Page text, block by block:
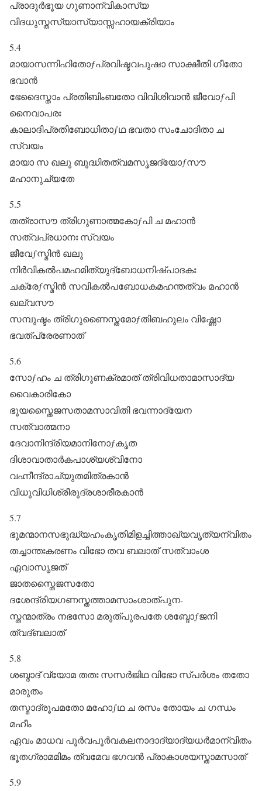
പ്രാദുർഭൂയ ഗുണാന്വികാസ്യ
വിദധുസ്തസ്യാസ്യാസ്സഹായക്രിയാം
5.4
മായാസന്നിഹിതോƒപ്രവിഷ്ടവപുഷാ സാക്ഷീതി ഗീതോ
ഭവാൻ
ഭേദൈസ്താം പ്രതിബിംബതോ വിവിശിവാൻ ജീവോƒപി
നൈവാപരഃ
കാലാദിപ്രതിബോധിതാƒഥ ഭവതാ സംചോദിതാ ച
സ്വയം
മായാ സ ഖലു ബുദ്ധിതത്വമസൃജദ്യോƒസൗ
മഹാനുച്യതേ
5.5
തത്രാസൗ ത്രിഗുണാത്മകോƒപി ച മഹാൻ
സത്വപ്രധാനഃ സ്വയം
ജീവേƒസ്മിൻ ഖലു
നിർവികൽപമഹമിത്യുദ്ബോധനിഷ്പാദകഃ
ചക്രേƒസ്മിൻ സവികൽപബോധകമഹന്തത്വം മഹാൻ
ഖല്വസൗ
സമ്പുഷ്ടം ത്രിഗുണൈസ്തമോƒതിബഹുലം വിഷ്ണോ
ഭവത്പ്രേരണാത്‌
5.6
സോƒഹം ച ത്രിഗുണക്രമാത്‌ ത്രിവിധതാമാസാദ്യ
വൈകാരികോ
ഭൂയസ്തൈജസതാമസാവിതി ഭവന്നാദ്യേന
സത്വാത്മനാ
ദേവാനിന്ദ്രിയമാനിനോƒകൃത
ദിശാവാതാർകപാശ്യശ്വിനോ
വഹ്നീന്ദ്രാച്യുതമിത്രകാൻ
വിധുവിധിശ്രീരുദ്രശാരീരകാൻ
5.7
ഭൂമന്മാനസഭുദ്ധ്യഹംകൃതിമിളച്ചിത്താഖ്യവൃത്യന്വിതം
തച്ചാന്തഃകരണം വിഭോ തവ ബലാത്‌ സത്വാംശ
ഏവാസൃജത്‌
ജാതസ്തൈജസതോ
ദശേന്ദ്രിയഗണസ്തത്താമസാംശാത്പുന-
സ്തന്മാത്രം നഭസോ മരുത്പുരപതേ ശബ്ദോƒജനി
ത്വദ്ബലാത്‌
5.8
ശബ്ദാദ്‌ വ്യോമ തതഃ സസർജിഥ വിഭോ സ്പർശം തതോ
മാരുതം
തസ്മാദ്രൂപമതോ മഹോƒഥ ച രസം തോയം ച ഗന്ധം
മഹീം
ഏവം മാധവ പൂർവപൂർവകലനാദാദ്യാദ്യധർമാന്വിതം
ഭൂതഗ്രാമമിമം ത്വമേവ ഭഗവൻ പ്രാകാശയസ്താമസാത്‌
5.9